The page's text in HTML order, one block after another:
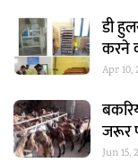
डी
करने
Apr 10,
जरूर
Jun 15,